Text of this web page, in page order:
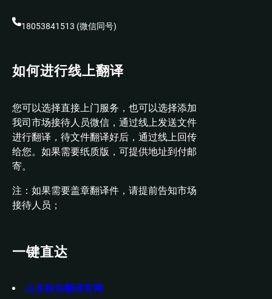
18053841513 (微信同号)
如何进行线上翻译
您可以选择直接上门服务，也可以选择添加
我司市场接待人员微信，通过线上发送文件
进行翻译，待文件翻译好后，通过线上回传
给您。如果需要纸质版，可提供地址到付邮
寄。
注：如果需要盖章翻译件，请提前告知市场
接待人员；
一键直达
山东秋实翻译官网